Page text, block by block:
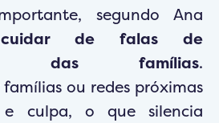
segundo Ana
cuidar de falas de
das famílias.
famílias ou redes próximas
e culpa, o que silencia